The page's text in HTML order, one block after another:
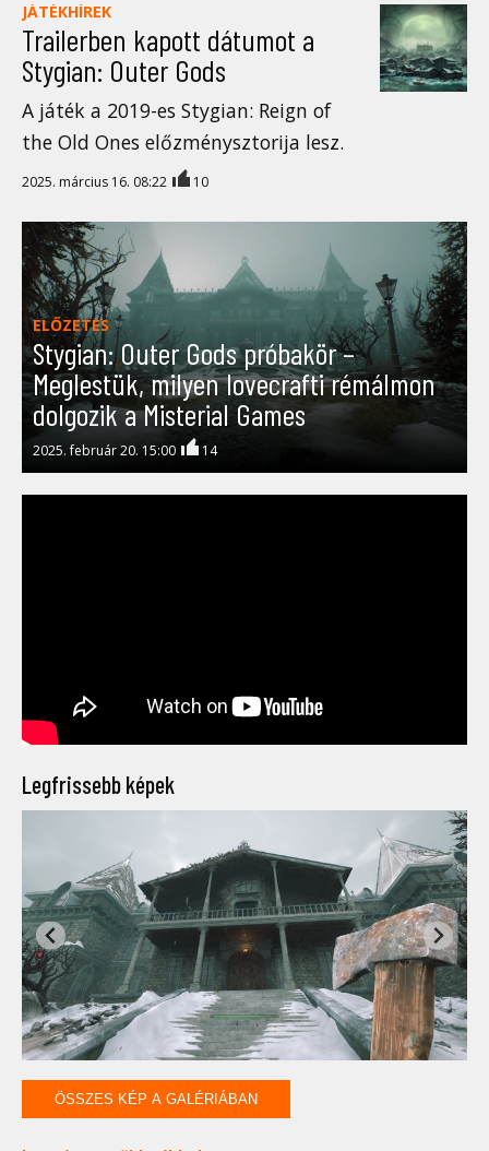
JÁTÉKHÍREK
Trailerben kapott dátumot a
Stygian: Outer Gods
A játék a 2019-es Stygian: Reign of
the Old Ones előzménysztorija lesz.
2025. március 16. 08:22 10
ELŐZETES
Stygian: Outer Gods próbakör –
Meglestük, milyen lovecrafti rémálmon
dolgozik a Misterial Games
2025. február 20. 15:00 14
Legfrissebb képek
ÖSSZES KÉP A GALÉRIÁBAN